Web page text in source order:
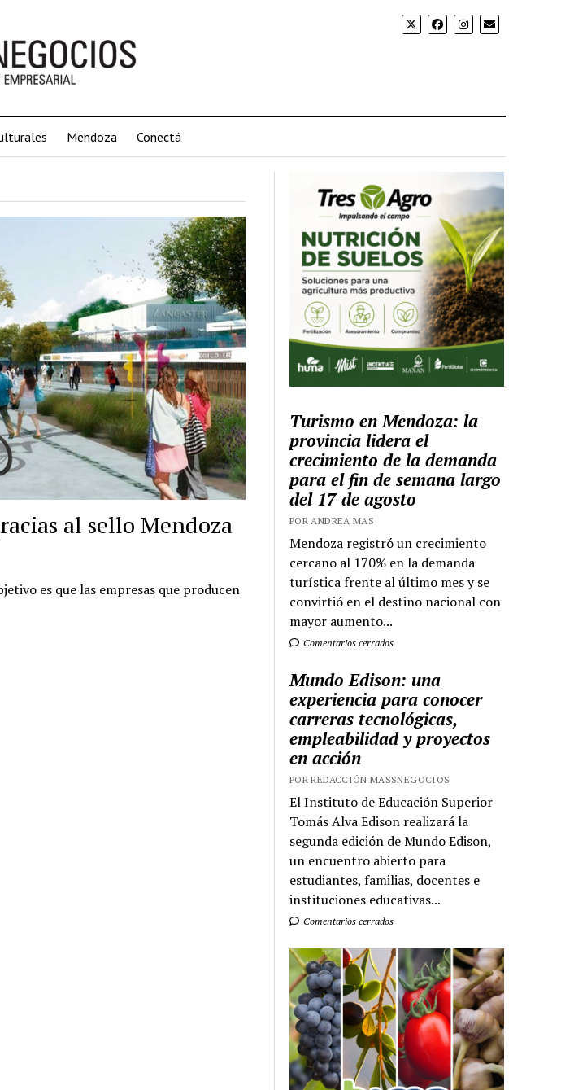
Mendoza Conectá
al sello Mendoza
es que las empresas que producen
Turismo en Mendoza: la
provincia lidera el
crecimiento de la demanda
para el fin de semana largo
del 17 de agosto
POR ANDREA MAS
Mendoza registró un crecimiento
cercano al 170% en la demanda
turística frente al último mes y se
convirtió en el destino nacional con
mayor aumento...
Comentarios cerrados
Mundo Edison: una
experiencia para conocer
carreras tecnológicas,
empleabilidad y proyectos
en acción
POR REDACCIÓN MASSNEGOCIOS
El Instituto de Educación Superior
Tomás Alva Edison realizará la
segunda edición de Mundo Edison,
un encuentro abierto para
estudiantes, familias, docentes e
instituciones educativas...
Comentarios cerrados